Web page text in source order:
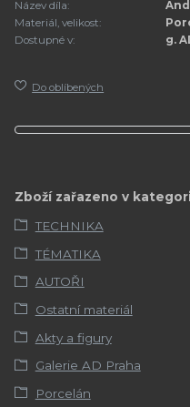
Název díla:
Materiál, velikost:
Dostupné v:
g.
Do oblíbených
Zboží zařazeno v
TECHNIKA
TÉMATIKA
AUTOŘI
Ostatní materiál
Akty a figury
Galerie AD Praha
Porcelán